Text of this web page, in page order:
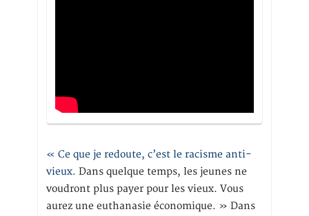
« Ce que je redoute, c’est le racisme anti-
vieux. Dans quelque temps, les jeunes ne
voudront plus payer pour les vieux. Vous
aurez une euthanasie économique. » Dans